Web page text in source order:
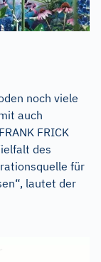
noch viele
auch
FRICK
des
für
lautet der